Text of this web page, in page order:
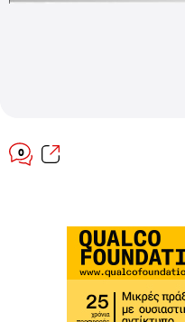
0